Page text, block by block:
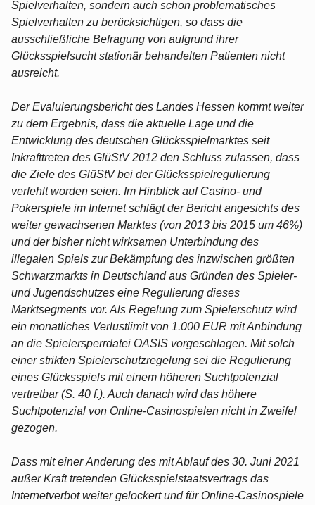
Spielverhalten, sondern auch schon problematisches
Spielverhalten zu berücksichtigen, so dass die
ausschließliche Befragung von aufgrund ihrer
Glücksspielsucht stationär behandelten Patienten nicht
ausreicht.
Der Evaluierungsbericht des Landes Hessen kommt weiter
zu dem Ergebnis, dass die aktuelle Lage und die
Entwicklung des deutschen Glücksspielmarktes seit
Inkrafttreten des GlüStV 2012 den Schluss zulassen, dass
die Ziele des GlüStV bei der Glücksspielregulierung
verfehlt worden seien. Im Hinblick auf Casino- und
Pokerspiele im Internet schlägt der Bericht angesichts des
weiter gewachsenen Marktes (von 2013 bis 2015 um 46%)
und der bisher nicht wirksamen Unterbindung des
illegalen Spiels zur Bekämpfung des inzwischen größten
Schwarzmarkts in Deutschland aus Gründen des Spieler-
und Jugendschutzes eine Regulierung dieses
Marktsegments vor. Als Regelung zum Spielerschutz wird
ein monatliches Verlustlimit von 1.000 EUR mit Anbindung
an die Spielersperrdatei OASIS vorgeschlagen. Mit solch
einer strikten Spielerschutzregelung sei die Regulierung
eines Glücksspiels mit einem höheren Suchtpotenzial
vertretbar (S. 40 f.). Auch danach wird das höhere
Suchtpotenzial von Online-Casinospielen nicht in Zweifel
gezogen.
Dass mit einer Änderung des mit Ablauf des 30. Juni 2021
außer Kraft tretenden Glücksspielstaatsvertrags das
Internetverbot weiter gelockert und für Online-Casinospiele